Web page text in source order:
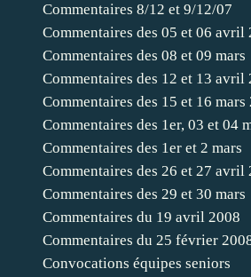
Commentaires 8/12 et 9/12/07
Commentaires des 05 et 06 avril
Commentaires des 08 et 09 mars
Commentaires des 12 et 13 avril
Commentaires des 15 et 16 mars
Commentaires des 1er, 03 et 04
Commentaires des 1er et 2 mars
Commentaires des 26 et 27 avril
Commentaires des 29 et 30 mars
Commentaires du 19 avril 2008
Commentaires du 25 février
Convocations équipes seniors